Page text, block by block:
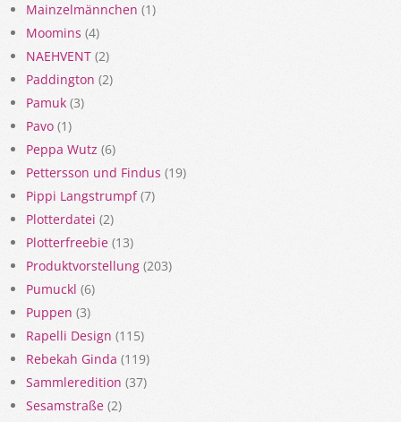
Mainzelmännchen (1)
Moomins (4)
NAEHVENT (2)
Paddington (2)
Pamuk (3)
Pavo (1)
Peppa Wutz (6)
Pettersson und Findus (19)
Pippi Langstrumpf(7)
Plotterdatei (2)
Plotterfreebie (13)
Produktvorstellung (203)
Pumuckl (6)
Puppen (3)
Rapelli Design (115)
Rebekah Ginda (119)
Sammleredition (37)
Sesamstraße (2)